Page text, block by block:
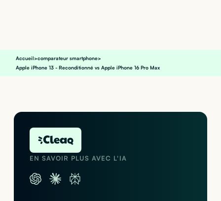
Accueil>comparateur smartphone>
Apple iPhone 13 - Reconditionné vs Apple iPhone 16 Pro Max
EN SAVOIR PLUS AVEC L'IA